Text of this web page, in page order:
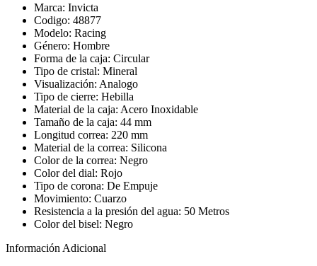
Marca: Invicta
Codigo: 48877
Modelo: Racing
Género: Hombre
Forma de la caja: Circular
Tipo de cristal: Mineral
Visualización: Analogo
Tipo de cierre: Hebilla
Material de la caja: Acero Inoxidable
Tamaño de la caja: 44 mm
Longitud correa: 220 mm
Material de la correa: Silicona
Color de la correa: Negro
Color del dial: Rojo
Tipo de corona: De Empuje
Movimiento: Cuarzo
Resistencia a la presión del agua: 50 Metros
Color del bisel: Negro
Información Adicional